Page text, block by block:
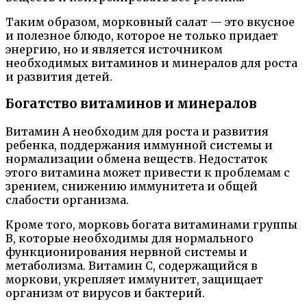
Таким образом, морковный салат — это вкусное
и полезное блюдо, которое не только придает
энергию, но и является источником
необходимых витаминов и минералов для роста
и развития детей.
Богатство витаминов и минералов
Витамин А необходим для роста и развития
ребенка, поддержания иммунной системы и
нормализации обмена веществ. Недостаток
этого витамина может привести к проблемам с
зрением, снижению иммунитета и общей
слабости организма.
Кроме того, морковь богата витаминами группы
В, которые необходимы для нормального
функционирования нервной системы и
метаболизма. Витамин С, содержащийся в
моркови, укрепляет иммунитет, защищает
организм от вирусов и бактерий.